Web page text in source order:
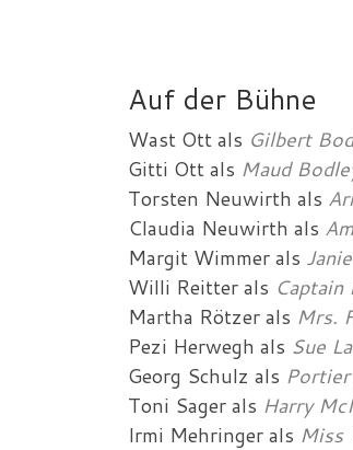
Auf der Bühne
Wast Ottals Gilbert
Gitti Ottals Maud
Torsten Neuwirth als
Claudia Neuwirth als
Margit Wimmerals
Willi Reitterals Captain
Martha Rötzerals Mrs.
Pezi Herwegh als Sue
Georg Schulz als
Toni Sagerals Harry
Irmi Mehringerals Miss